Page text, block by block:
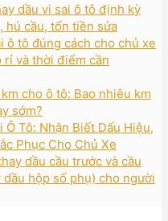
dầu vi sai ô tô định kỳ
hú cầu, tốn tiền sửa
ô tô đúng cách cho chủ xe
rỉ và thời điểm cần
cho ô tô: Bao nhiêu km
sớm?
Ô Tô: Nhận Biết Dấu Hiệu,
Phục Cho Chủ Xe
dầu cầu trước và cầu
hộp số phụ) cho người